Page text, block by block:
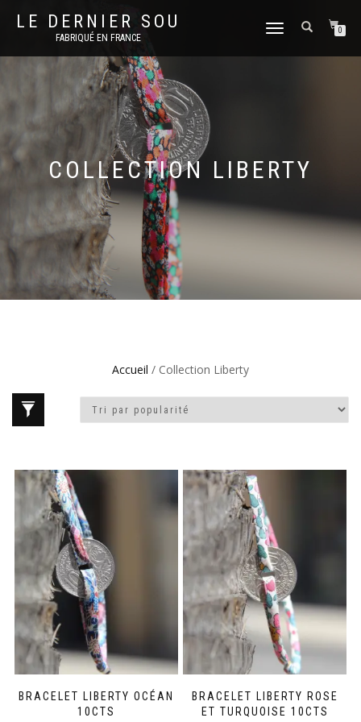
LE DERNIER SOU
FABRIQUÉ EN FRANCE
DÉPLIER
NAVIGATION
0
COLLECTION LIBERTY
Accueil / Collection Liberty
BRACELET LIBERTY OCÉAN
10CTS
BRACELET LIBERTY ROSE
ET TURQUOISE 10CTS